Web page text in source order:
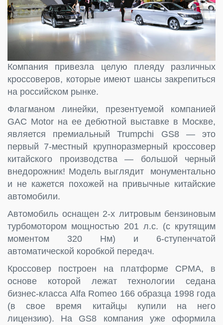
Компания привезла целую плеяду различных
кроссоверов, которые имеют шансы закрепиться
на российском рынке.
Флагманом линейки, презентуемой компанией
GAC Motor на ее дебютной выставке в Москве,
является премиальный Trumpchi GS8 — это
первый 7-местный крупноразмерный кроссовер
китайского производства — большой черный
внедорожник! Модель выглядит монументально
и не кажется похожей на привычные китайские
автомобили.
Автомобиль оснащен 2-х литровым бензиновым
турбомотором мощностью 201 л.с. (с крутящим
моментом 320 Нм) и 6-ступенчатой
автоматической коробкой передач.
Кроссовер построен на платформе CPMA, в
основе которой лежат технологии седана
бизнес-класса Alfa Romeo 166 образца 1998 года
(в свое время китайцы купили на него
лицензию). На GS8 компания уже оформила